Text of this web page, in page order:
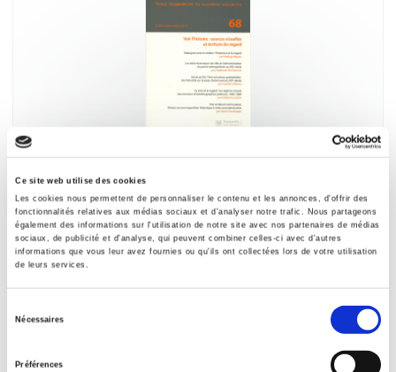
Ce site web utilise des cookies
Les cookies nous permettent de personnaliser le contenu et les annonces, d'offrir des
fonctionnalités relatives aux médias sociaux et d'analyser notre trafic. Nous partageons
également des informations sur l'utilisation de notre site avec nos partenaires de médias
sociaux, de publicité et d'analyse, qui peuvent combiner celles-ci avec d'autres
informations que vous leur avez fournies ou qu'ils ont collectées lors de votre utilisation
de leurs services.
Nécessaires
Préférences
Critique internationale 68, juillet-septembre
2015
Voir l'histoire : sources visuelles et écriture du regard
et al.